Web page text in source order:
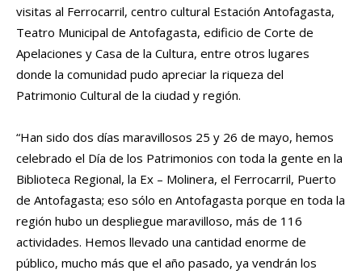
visitas al Ferrocarril, centro cultural Estación Antofagasta,
Teatro Municipal de Antofagasta, edificio de Corte de
Apelaciones y Casa de la Cultura, entre otros lugares
donde la comunidad pudo apreciar la riqueza del
Patrimonio Cultural de la ciudad y región.
“Han sido dos días maravillosos 25 y 26 de mayo, hemos
celebrado el Día de los Patrimonios con toda la gente en la
Biblioteca Regional, la Ex – Molinera, el Ferrocarril, Puerto
de Antofagasta; eso sólo en Antofagasta porque en toda la
región hubo un despliegue maravilloso, más de 116
actividades. Hemos llevado una cantidad enorme de
público, mucho más que el año pasado, ya vendrán los